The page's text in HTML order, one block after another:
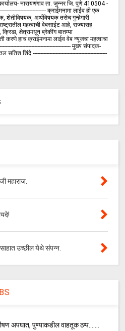
कार्यालय- नारायणगाव ता. जुन्नर जि. पुणे 410504 -
क्राईमनामा लाईव ही एक
शेतीविषयक, अर्थविषयक तसेच गुन्हेगारी
महत्वाची वेबसाईट आहे, राज्यासह
क्षेत्रामधून ब्रेकींग बातम्या
करणे हाच क्राईमनामा लाईव वेब न्यूजचा महत्वाचा
मुख्य संपादक-
सतिश शिंदे -------------------------------------------------
महाराज.
उच्छील येथे संपन्न.
अपघात, पुण्याकडील वाहतूक ठप्प.......